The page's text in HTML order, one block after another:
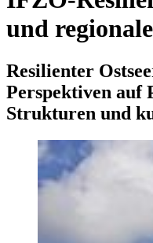
und
Resilienter
Perspektiven auf
Strukturen und